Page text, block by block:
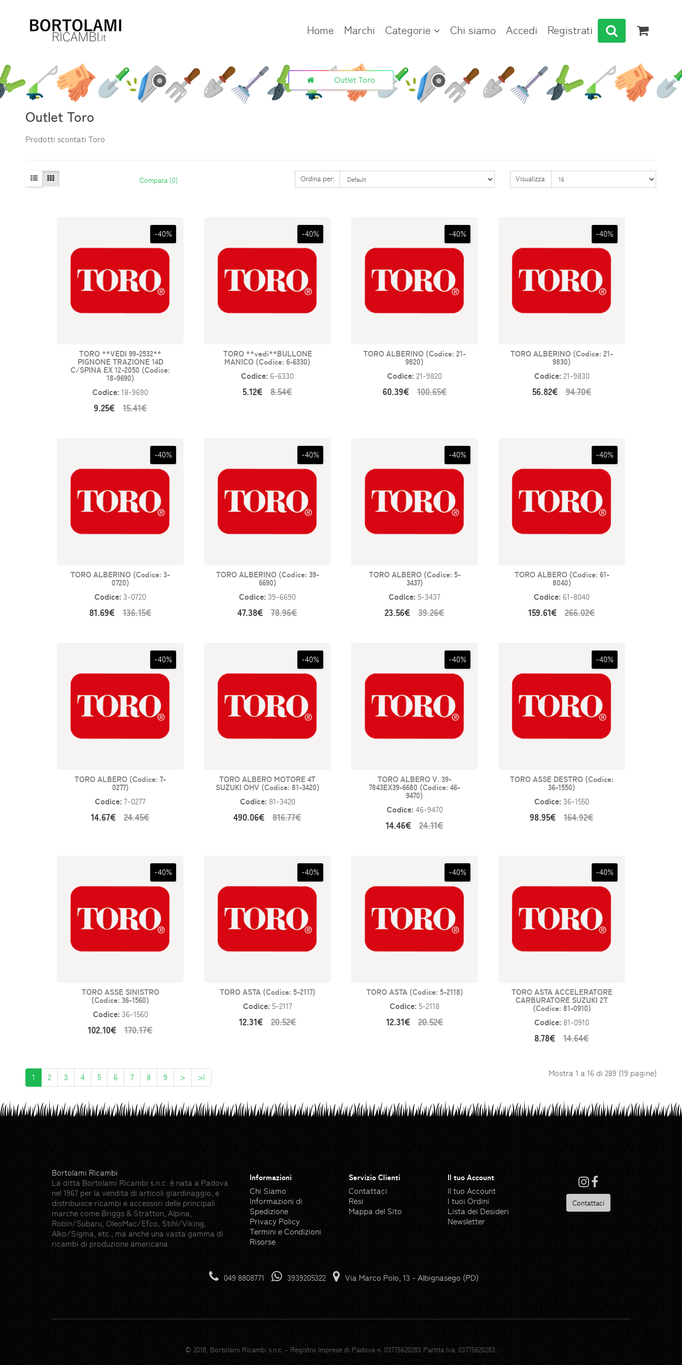
Home Marchi Categorie Chi siamo Accedi Registrati
Outlet Toro
Outlet Toro
Prodotti scontati Toro
Compara (0) Ordina per: Visualizza:
-40%
TORO **VEDI 99-2532**
PIGNONE TRAZIONE 14D
C/SPINA EX 12-2050 (Codice:
18-9690)
Codice: 18-9690
9.25€ 15.41€
-40%
TORO **vedi**BULLONE
MANICO (Codice: 6-6330)
Codice: 6-6330
5.12€ 8.54€
-40%
TORO ALBERINO (Codice: 21-
9820)
Codice: 21-9820
60.39€ 100.65€
-40%
TORO ALBERINO (Codice: 21-
9830)
Codice: 21-9830
56.82€ 94.70€
-40%
TORO ALBERINO (Codice: 3-
0720)
Codice: 3-0720
81.69€ 136.15€
-40%
TORO ALBERINO (Codice: 39-
6690)
Codice: 39-6690
47.38€ 78.96€
-40%
TORO ALBERO (Codice: 5-
3437)
Codice: 5-3437
23.56€ 39.26€
-40%
TORO ALBERO (Codice: 61-
8040)
Codice: 61-8040
159.61€ 266.02€
-40%
TORO ALBERO (Codice: 7-
0277)
Codice: 7-0277
14.67€ 24.45€
-40%
TORO ALBERO MOTORE 4T
SUZUKI OHV (Codice: 81-3420)
Codice: 81-3420
490.06€ 816.77€
-40%
TORO ALBERO V. 39-
7843EX39-6680 (Codice: 46-
9470)
Codice: 46-9470
14.46€ 24.11€
-40%
TORO ASSE DESTRO (Codice:
36-1550)
Codice: 36-1550
98.95€ 164.92€
-40%
TORO ASSE SINISTRO
(Codice: 36-1560)
Codice: 36-1560
102.10€ 170.17€
-40%
TORO ASTA (Codice: 5-2117)
Codice: 5-2117
12.31€ 20.52€
-40%
TORO ASTA (Codice: 5-2118)
Codice: 5-2118
12.31€ 20.52€
-40%
TORO ASTA ACCELERATORE
CARBURATORE SUZUKI 2T
(Codice: 81-0910)
Codice: 81-0910
8.78€ 14.64€
1 2 3 4 5 6 7 8 9 > >| Mostra 1 a 16 di 289 (19 pagine)
Bortolami Ricambi
La ditta Bortolami Ricambi s.n.c. è nata a Padova
nel 1967 per la vendita di articoli giardinaggio, e
distribuisce ricambi e accessori delle principali
marche come Briggs & Stratton, Alpina,
Robin/Subaru, OleoMac/Efco, Stihl/Viking,
Alko/Sigma, etc., ma anche una vasta gamma di
ricambi di produzione americana.
Informazioni
Chi Siamo
Informazioni di
Spedizione
Privacy Policy
Termini e Condizioni
Risorse
Servizio Clienti
Contattaci
Resi
Mappa del Sito
Il tuo Account
Il tuo Account
I tuoi Ordini
Lista dei Desideri
Newsletter
Contattaci
Hedge icons created by photo3idea_studio - Flaticon
Trimmer icons created by Freepik - Flaticon
Gardening tools icons created by dDara - Flaticon
Pump icons created by Good Ware - Flaticon
Grass icons created by Freepik - Flaticon
Wave icons created by Freepik - Flaticon
049 8808771 3939205322 Via Marco Polo, 13 - Albignasego (PD)
© 2018, Bortolami Ricambi s.n.c. - Registro Imprese di Padova n. 03775620283 Partita Iva: 03775620283.